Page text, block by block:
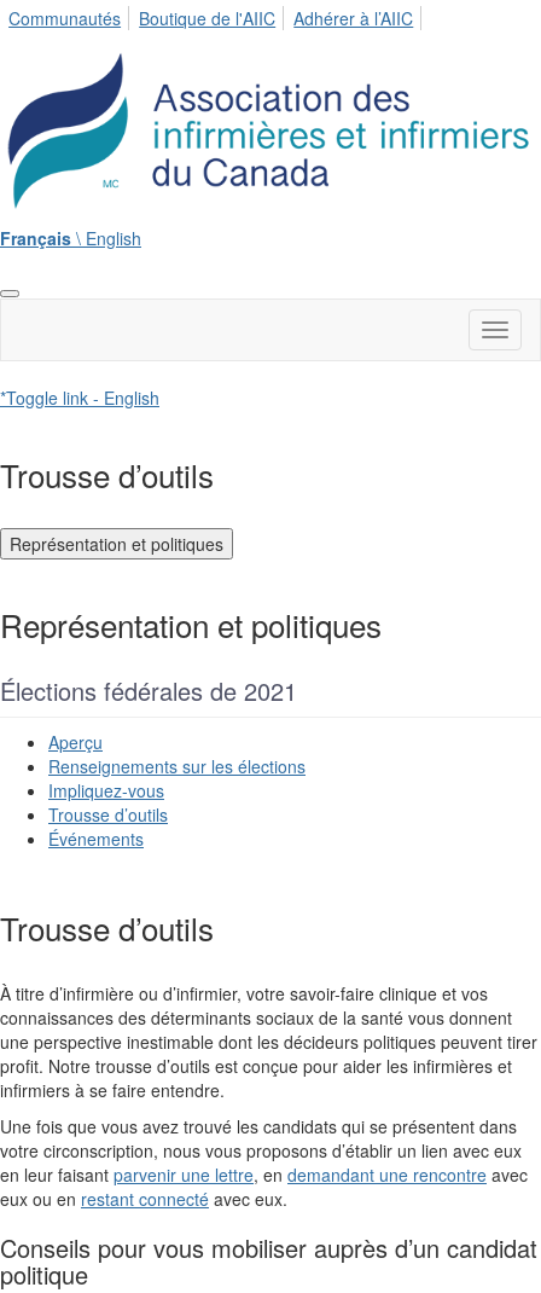
Communautés
Boutique de l'AIIC Adhérer à l’AIIC
Français \ English
*Toggle link - English
Trousse d’outils
Représentation et politiques
Représentation et politiques
Élections fédérales de 2021
Aperçu
Renseignements sur les élections
Impliquez-vous
Trousse d’outils
Événements
Trousse d’outils
À titre d’infirmière ou d’infirmier, votre savoir-faire clinique et vos
connaissances des déterminants sociaux de la santé vous donnent
une perspective inestimable dont les décideurs politiques peuvent tirer
profit. Notre trousse d’outils est conçue pour aider les infirmières et
infirmiers à se faire entendre.
Une fois que vous avez trouvé les candidats qui se présentent dans
votre circonscription, nous vous proposons d’établir un lien avec eux
en leur faisant parvenir une lettre, en demandant une rencontre avec
eux ou en restant connecté avec eux.
Conseils pour vous mobiliser auprès d’un candidat
politique